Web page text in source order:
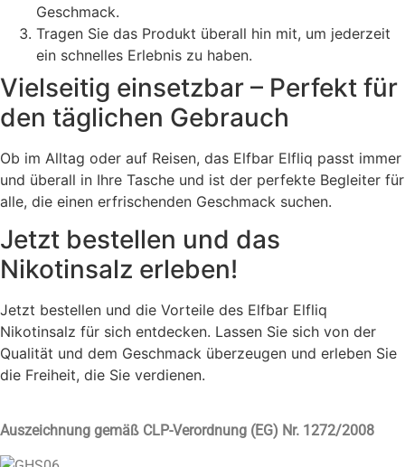
Geschmack.
Tragen Sie das Produkt überall hin mit, um jederzeit
ein schnelles Erlebnis zu haben.
Vielseitig einsetzbar – Perfekt für
den täglichen Gebrauch
Ob im Alltag oder auf Reisen, das Elfbar Elfliq passt immer
und überall in Ihre Tasche und ist der perfekte Begleiter für
alle, die einen erfrischenden Geschmack suchen.
Jetzt bestellen und das
Nikotinsalz erleben!
Jetzt bestellen und die Vorteile des Elfbar Elfliq
Nikotinsalz für sich entdecken. Lassen Sie sich von der
Qualität und dem Geschmack überzeugen und erleben Sie
die Freiheit, die Sie verdienen.
Auszeichnung gemäß CLP-Verordnung (EG) Nr. 1272/2008